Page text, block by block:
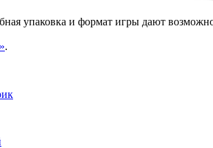
упаковка и формат игры дают
.